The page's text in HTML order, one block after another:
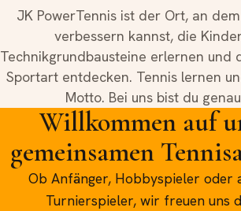
JK PowerTennis ist der Ort, an
verbessern kannst, die
Technikgrundbausteine erlernen und
Sportart entdecken. Tennis lernen
Motto. Bei uns bist du
Willkommen auf
gemeinsamen
Ob Anfänger, Hobbyspieler oder
Turnierspieler, wir freuen uns